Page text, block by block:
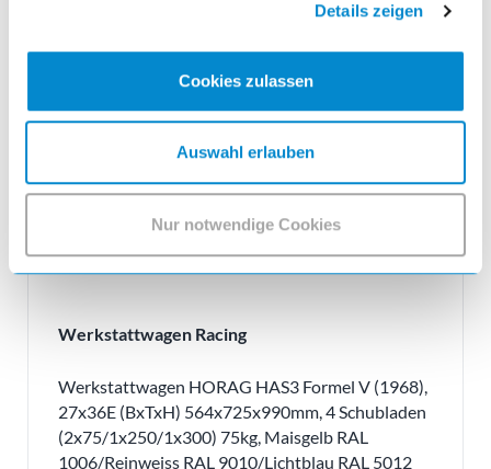
Details zeigen
Cookies zulassen
Auswahl erlauben
Nur notwendige Cookies
Werkstattwagen Racing
Werkstattwagen HORAG HAS3 Formel V (1968),
27x36E (BxTxH) 564x725x990mm, 4 Schubladen
(2x75/1x250/1x300) 75kg, Maisgelb RAL
1006/Reinweiss RAL 9010/Lichtblau RAL 5012